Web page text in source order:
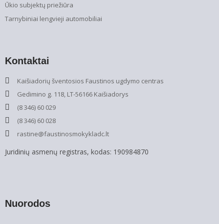
Ūkio subjektų priežiūra
Tarnybiniai lengvieji automobiliai
Kontaktai
Kaišiadorių šventosios Faustinos ugdymo centras
Gedimino g. 118, LT-56166 Kaišiadorys
(8 346) 60 029
(8 346) 60 028
rastine@faustinosmokykladc.lt
Juridinių asmenų registras, kodas: 190984870
Nuorodos